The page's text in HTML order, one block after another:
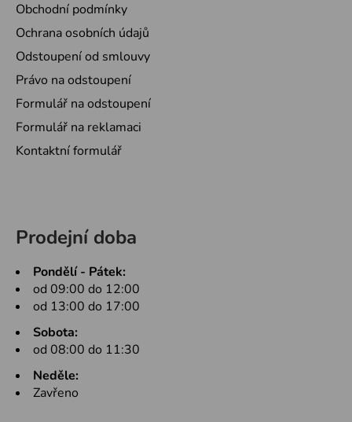
Obchodní podmínky
Ochrana osobních údajů
Odstoupení od smlouvy
Právo na odstoupení
Formulář na odstoupení
Formulář na reklamaci
Kontaktní formulář
Prodejní doba
Pondělí - Pátek:
od 09:00 do 12:00
od 13:00 do 17:00
Sobota:
od 08:00 do 11:30
Neděle:
Zavřeno